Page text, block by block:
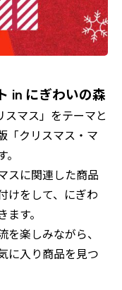
in にぎわいの森
マス」をテーマと
「クリスマス・マ
スに関連した商品
けをして、にぎわ
す。
楽しみながら、
に入り商品を見つ